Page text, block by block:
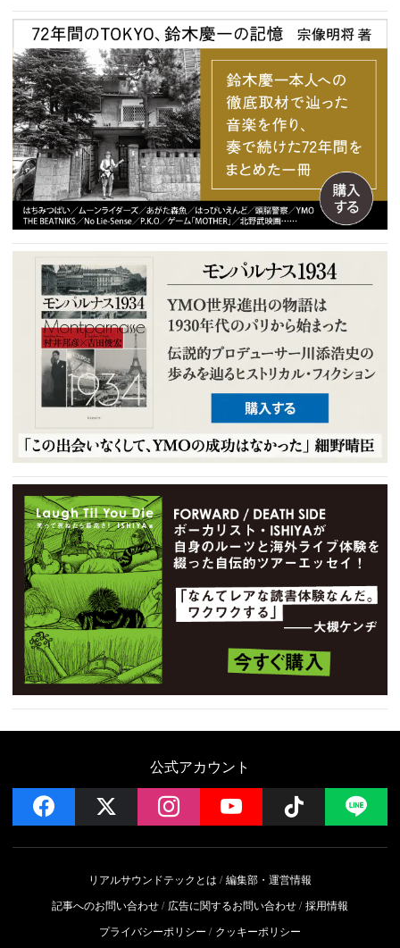
公式アカウント
facebook instagramYouTube Follow
リアルサウンドテックとは
編集部・運営情報
記事へのお問い合わせ
広告に関するお問い合わせ 採用情報
プライバシーポリシー
クッキーポリシー